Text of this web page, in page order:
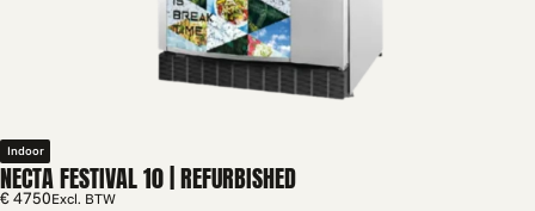
Indoor
NECTA FESTIVAL 10 | REFURBISHED
€ 4750Excl. BTW